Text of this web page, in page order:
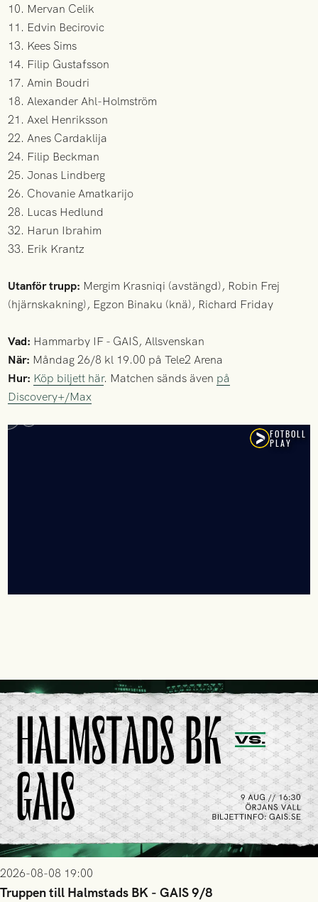
10. Mervan Celik
11. Edvin Becirovic
13. Kees Sims
14. Filip Gustafsson
17. Amin Boudri
18. Alexander Ahl-Holmström
21. Axel Henriksson
22. Anes Cardaklija
24. Filip Beckman
25. Jonas Lindberg
26. Chovanie Amatkarijo
28. Lucas Hedlund
32. Harun Ibrahim
33. Erik Krantz
Utanför trupp: Mergim Krasniqi (avstängd), Robin Frej
(hjärnskakning), Egzon Binaku (knä), Richard Friday
Vad: Hammarby IF - GAIS, Allsvenskan
När: Måndag 26/8 kl 19.00 på Tele2 Arena
Hur: Köp biljett här. Matchen sänds även på
Discovery+/Max
2026-08-08 19:00
Truppen till Halmstads BK - GAIS 9/8